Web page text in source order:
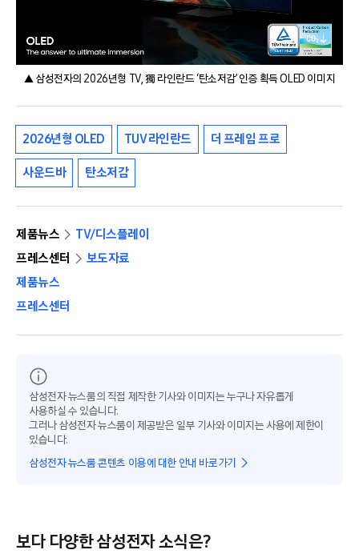
▲ 삼성전자의 2026년형 TV, 獨 라인란드 ‘탄소저감’ 인증 획득 OLED 이미지
2026년형 OLED TUV 라인란드 더 프레임 프로
사운드바 탄소저감
제품뉴스
TV/디스플레이
프레스센터
보도자료
제품뉴스
프레스센터
삼성전자 뉴스룸의 직접 제작한 기사와 이미지는 누구나 자유롭게
사용하실 수 있습니다.
그러나 삼성전자 뉴스룸이 제공받은 일부 기사와 이미지는 사용에 제한이
있습니다.
삼성전자 뉴스룸 콘텐츠 이용에 대한 안내 바로가기
보다 다양한 삼성전자 소식은?